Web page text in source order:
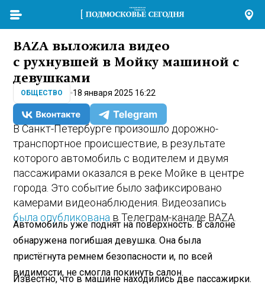
BAZA выложила видео
с рухнувшей в Мойку машиной с
девушками
ОБЩЕСТВО 18 января 2025 16:22
В Санкт-Петербурге произошло дорожно-
транспортное происшествие, в результате
которого автомобиль с водителем и двумя
пассажирами оказался в реке Мойке в центре
города. Это событие было зафиксировано
камерами видеонаблюдения. Видеозапись
была опубликована в Телеграм-канале BAZA.
Автомобиль уже поднят на поверхность. В салоне
обнаружена погибшая девушка. Она была
пристёгнута ремнем безопасности и, по всей
видимости, не смогла покинуть салон.
Известно, что в машине находились две пассажирки.